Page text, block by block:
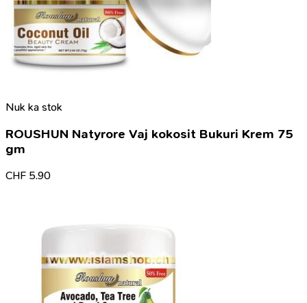
Nuk ka stok
ROUSHUN Natyrore Vaj kokosit Bukuri Krem 75
gm
CHF 5.90